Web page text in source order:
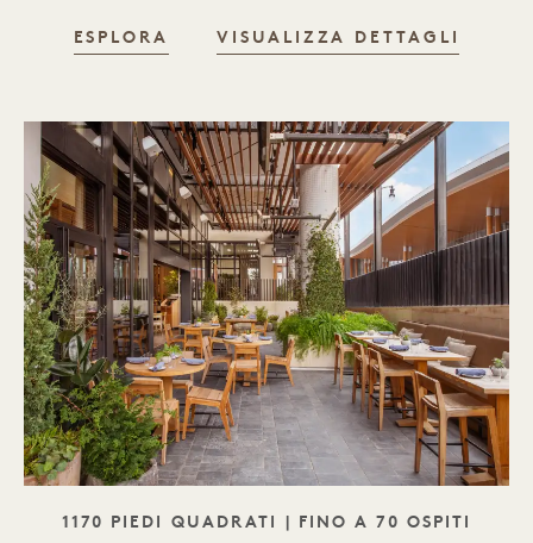
ESPLORA VISUALIZZA DETTAGLI
SLOGAN
1170 PIEDI QUADRATI | FINO A 70 OSPITI